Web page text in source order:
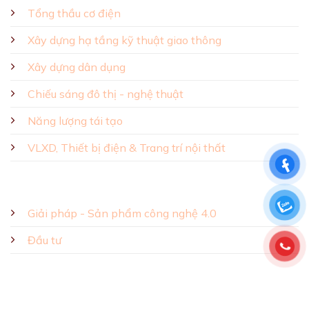
Tổng thầu cơ điện
Xây dựng hạ tầng kỹ thuật giao thông
Xây dựng dân dụng
Chiếu sáng đô thị - nghệ thuật
Năng lượng tái tạo
VLXD, Thiết bị điện & Trang trí nội thất
Giải pháp - Sản phẩm công nghệ 4.0
Đầu tư